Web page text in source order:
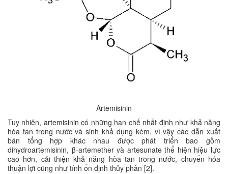
Artemisinin
Tuy nhiên, artemisinin có những hạn chế nhất định như khả năng
hòa tan trong nước và sinh khả dụng kém, vì vậy các dẫn xuất
bán tổng hợp khác nhau được phát triển bao gồm
dihydroartemisinin, β-artemether và artesunate thể hiện hiệu lực
cao hơn, cải thiện khả năng hòa tan trong nước, chuyển hóa
thuận lợi cũng như tính ổn định thủy phân [2].